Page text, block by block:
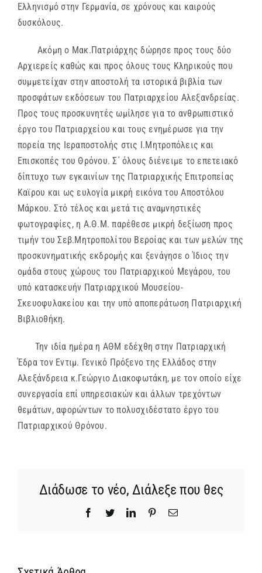
Ελληνισμό στην Γερμανία, σε χρόνους και καιρούς
δυσκόλους.
Ακόμη ο Μακ.Πατριάρχης δώρησε προς τους δύο
Αρχιερείς καθώς και προς όλους τους Κληρικούς που
συμμετείχαν στην αποστολή τα ιστορικά βιβλία των
προσφάτων εκδόσεων του Πατριαρχείου Αλεξανδρείας.
Προς τους προσκυνητές ωμίλησε για το ανθρωπιστικό
έργο του Πατριαρχείου και τους ενημέρωσε για την
πορεία της Ιεραποστολής στις Ι.Μητροπόλεις και
Επισκοπές του Θρόνου. Σ΄ όλους διένειμε το επετειακό
δίπτυχο των εγκαινίων της Πατριαρχικής Επιτροπείας
Καϊρου και ως ευλογία μικρή εικόνα του Αποστόλου
Μάρκου. Στό τέλος και μετά τις αναμνηστικές
φωτογραφίες, η Α.Θ.Μ. παρέθεσε μικρή δεξίωση προς
τιμήν του Σεβ.Μητροπολίτου Βεροίας και των μελών της
προσκυνηματικής εκδρομής και ξενάγησε ο Ίδιος την
ομάδα στους χώρους του Πατριαρχικού Μεγάρου, του
υπό κατασκευήν Πατριαρχικού Μουσείου-
Σκευοφυλακείου και την υπό αποπεράτωση Πατριαρχική
Βιβλιοθήκη.
Την ιδία ημέρα η ΑΘΜ εδέχθη στην Πατριαρχική
Έδρα τον Εντιμ. Γενικό Πρόξενο της Ελλάδος στην
Αλεξάνδρεια κ.Γεώργιο Διακοφωτάκη, με τον οποίο είχε
συνεργασία επί υπηρεσιακών και άλλων τρεχόντων
θεμάτων, αφορώντων το πολυσχιδέστατο έργο του
Πατριαρχικού Θρόνου.
Διάδωσε το νέο, Διάλεξε που θες
Facebook
TwitterLinkedInPinterestEmail